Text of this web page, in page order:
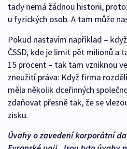
tady nemá žádnou historii,
u fyzických osob. A tam může
Pokud nastavím například –
ČSSD, kde je limit pět milionů a
15 procent – tak tam vzniknou
zneužití práva: Když firma
měla několik dceřinných
zdaňovat přesně tak, že se
zisku.
Úvahy o zavedení korporátní